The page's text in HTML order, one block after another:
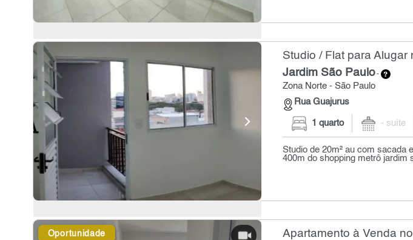
Studio / Flat para Alugar
Jardim São Paulo-
Zona Norte - São Paulo
Rua Guajurus
1 quarto - suíte
Studio de 20m² au com sacada
400m do shopping metrô jardim
Oportunidade Apartamento à Venda